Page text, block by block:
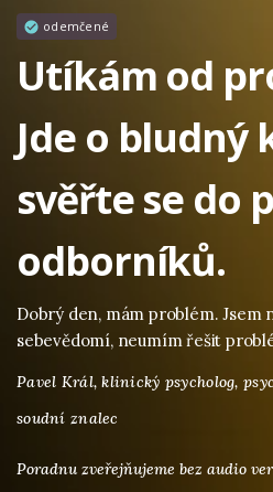
odemčené
Utíkám od
Jde o bludný
svěřte se do
odborníků.
Dobrý den, mám problém. Jsem
sebevědomí, neumím řešit
Pavel Král,klinický psycholog,
soudní znalec
Poradnu zveřejňujeme bez audio